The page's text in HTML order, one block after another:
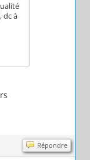
dc à
Répondre